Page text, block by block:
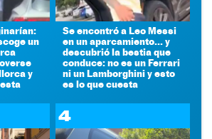
un
y
Se encontró a Leo Messi
en un aparcamiento... y
descubrió la bestia que
conduce: no es un Ferrari
ni un Lamborghini y esto
es lo que cuesta
4